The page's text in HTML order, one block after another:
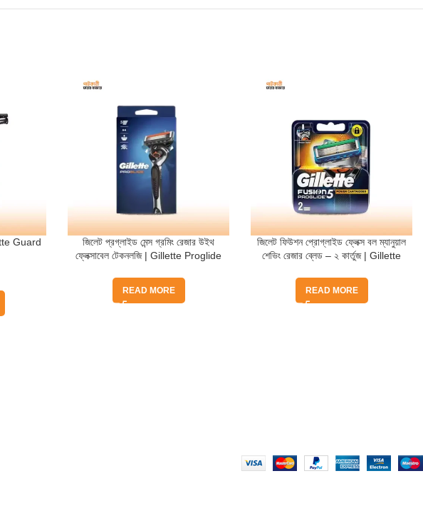
Guard
জিলেট প্রগ্লাইড মেন্স গ্রমিং রেজার উইথ
ফ্লেক্সাবেল টেকনলজি | Gillette Proglide
Flexible Technology
READ MORE
জিলেট ফিউশন প্রোগ্লাইড ফ্লেক্স বল ম্যানুয়াল
শেভিং রেজার ব্লেড – ২ কার্তুজ | Gillette
Shaving Razor Blades
READ MORE